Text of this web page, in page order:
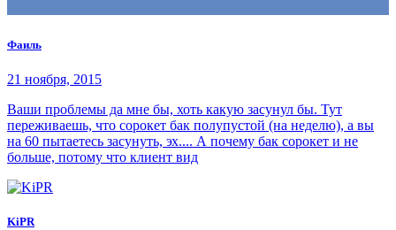
Фаиль
21 ноября, 2015
Ваши проблемы да мне бы, хоть какую засунул бы. Тут
переживаешь, что сорокет бак полупустой (на неделю), а вы
на 60 пытаетесь засунуть, эх.... А почему бак сорокет и не
больше, потому что клиент вид
KiPR